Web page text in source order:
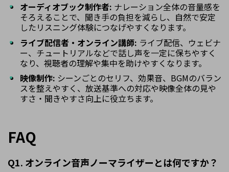
オーディオブック制作者: ナレーション全体の音量感を
そろえることで、聞き手の負担を減らし、自然で安定
したリスニング体験につなげやすくなります。
ライブ配信者・オンライン講師: ライブ配信、ウェビナ
ー、チュートリアルなどで話し声を一定に保ちやすく
なり、視聴者の理解や集中を助けやすくなります。
映像制作: シーンごとのセリフ、効果音、BGMのバラン
スを整えやすく、放送基準への対応や映像全体の見や
すさ・聞きやすさ向上に役立ちます。
FAQ
Q1. オンライン音声ノーマライザーとは何ですか？